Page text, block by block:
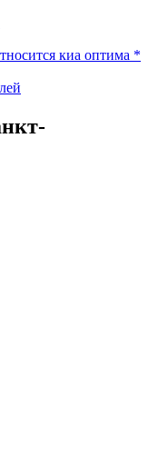
киа оптима *